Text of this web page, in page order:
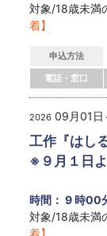
対象/18歳未
着】
申込方法
電話・窓口
2026 09月01日
工作『はし
※９月１日
時間： 9 時00
対象/18歳未
着】